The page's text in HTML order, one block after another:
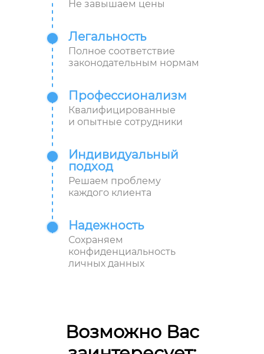
Не завышаем цены
Легальность
Полное соответствие
законодательным нормам
Профессионализм
Квалифицированные
и опытные сотрудники
Индивидуальный
подход
Решаем проблему
каждого клиента
Надежность
Сохраняем
конфиденциальность
личных данных
Возможно Вас